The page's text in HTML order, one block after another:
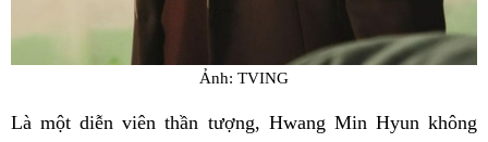
Ảnh: TVING
Là một diễn viên thần tượng, Hwang Min Hyun không